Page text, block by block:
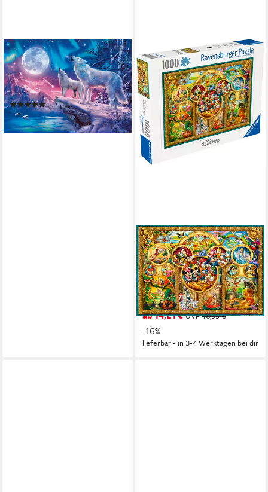
RAVENSBURGER
Puzzle Glow in the Dark, Wolf
im Nordlicht, 500 Puzzleteile,
Made in Germany
(2)
ab 21,73 €
lieferbar - in 3-4 Werktagen bei dir
RAVENSBURGER
Puzzle Disney Classics, Die
schönsten Disney Themen,
1000 Puzzleteile, Made in
Germany
(2)
ab 14,21 € UVP16,99 €
-16%
lieferbar - in 3-4 Werktagen bei dir